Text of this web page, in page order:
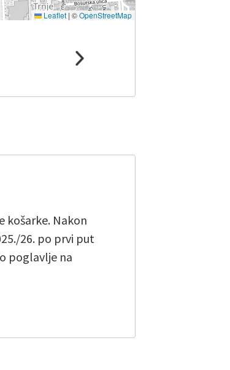
Leaflet | ©OpenStreetMap
košarke. Nakon
26. po prvi put
poglavlje na